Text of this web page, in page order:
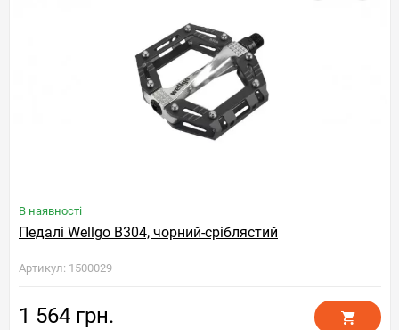
В наявності
Педалі Wellgo B304, чорний-сріблястий
Артикул: 1500029
1 564 грн.